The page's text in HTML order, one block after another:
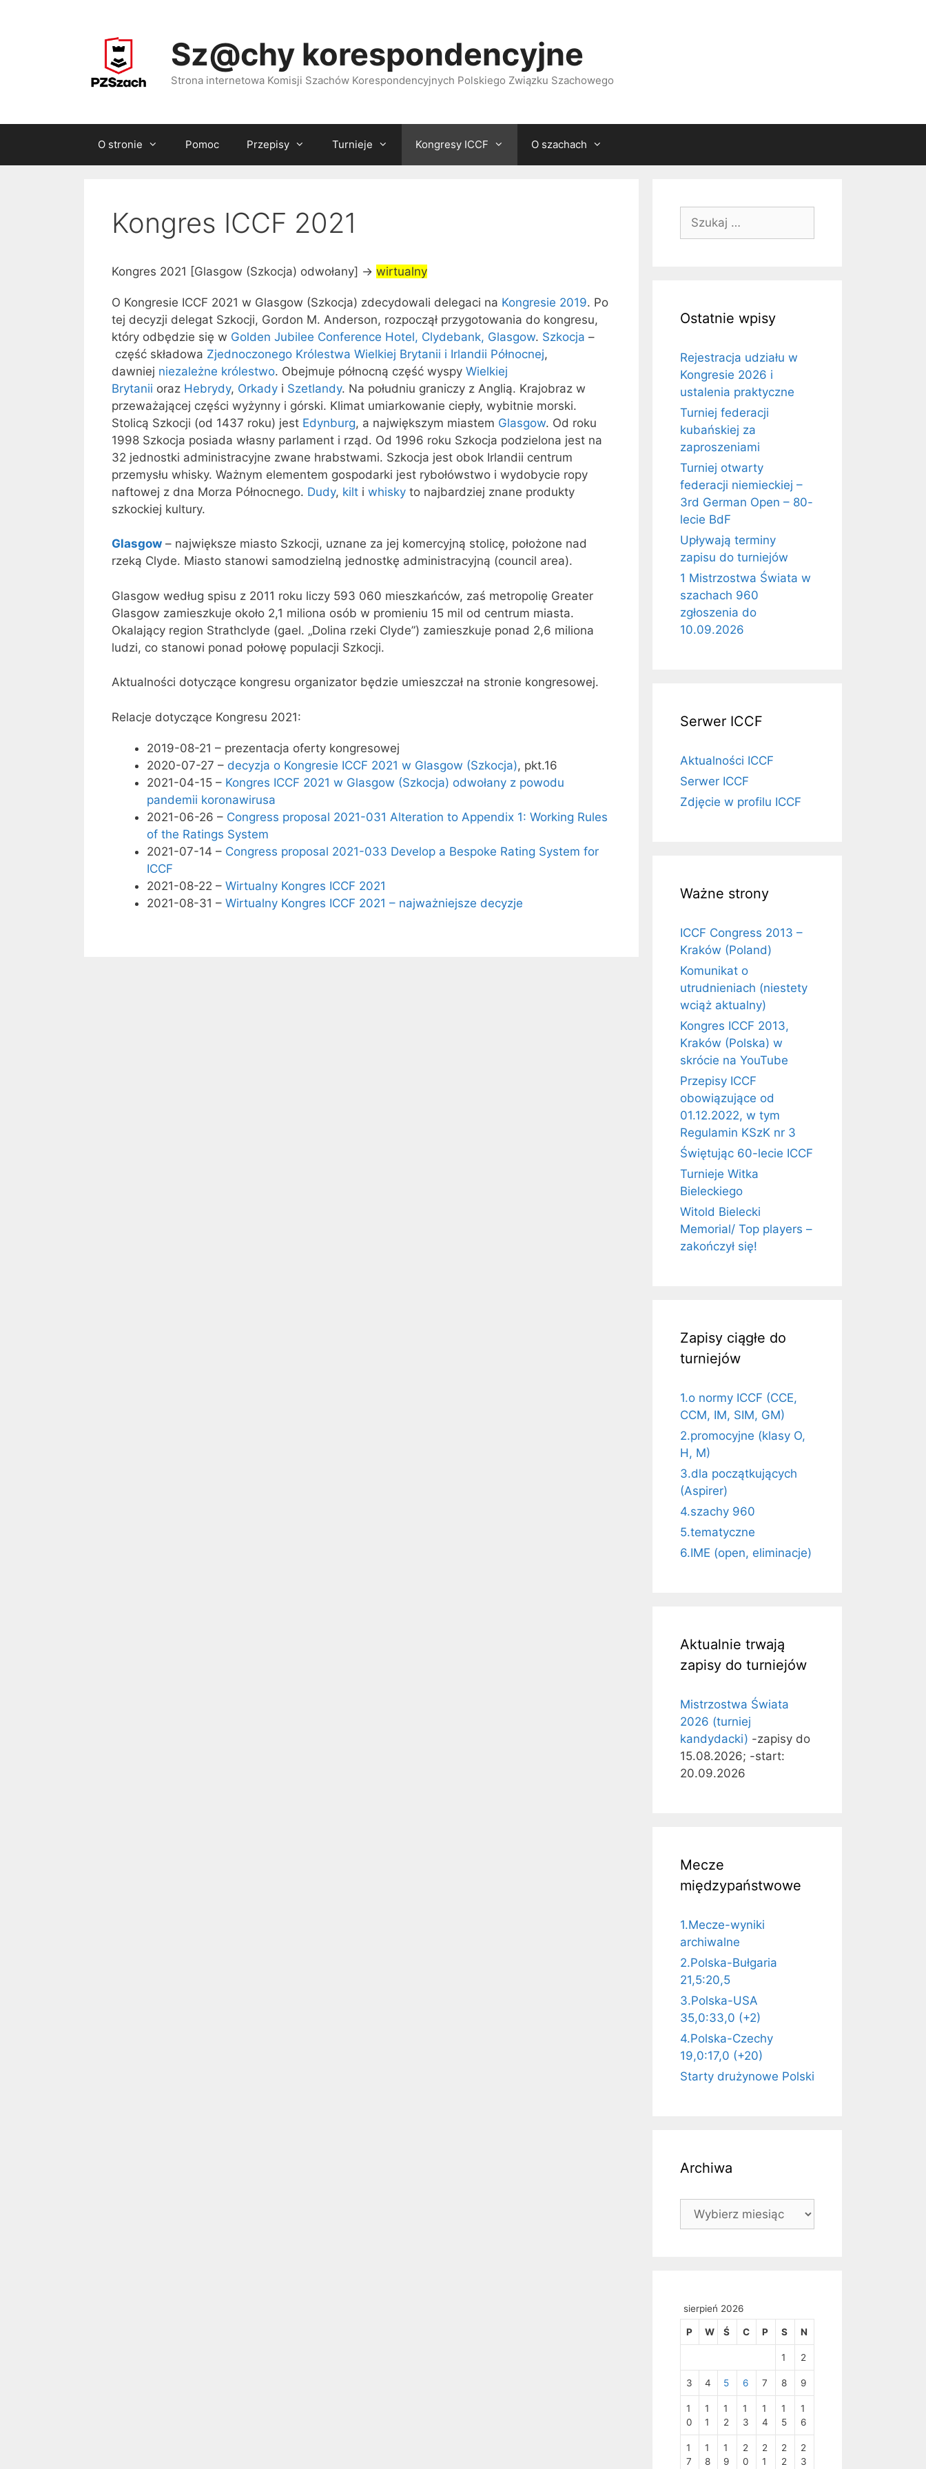
Sz@chy korespondencyjne
Strona internetowa Komisji Szachów Korespondencyjnych Polskiego Związku Szachowego
O stronie Pomoc Przepisy Turnieje Kongresy ICCF O szachach
Kongres ICCF 2021
Kongres 2021 [Glasgow (Szkocja) odwołany] -> wirtualny
O Kongresie ICCF 2021 w Glasgow (Szkocja) zdecydowali delegaci na Kongresie 2019. Po
tej decyzji delegat Szkocji, Gordon M. Anderson, rozpoczął przygotowania do kongresu,
który odbędzie się w Golden Jubilee Conference Hotel, Clydebank, Glasgow. Szkocja –
część składowa Zjednoczonego Królestwa Wielkiej Brytanii i Irlandii Północnej,
dawniej niezależne królestwo. Obejmuje północną część wyspy Wielkiej
Brytanii oraz Hebrydy, Orkady i Szetlandy. Na południu graniczy z Anglią. Krajobraz w
przeważającej części wyżynny i górski. Klimat umiarkowanie ciepły, wybitnie morski.
Stolicą Szkocji (od 1437 roku) jest Edynburg, a największym miastem Glasgow. Od roku
1998 Szkocja posiada własny parlament i rząd. Od 1996 roku Szkocja podzielona jest na
32 jednostki administracyjne zwane hrabstwami. Szkocja jest obok Irlandii centrum
przemysłu whisky. Ważnym elementem gospodarki jest rybołówstwo i wydobycie ropy
naftowej z dna Morza Północnego. Dudy, kilt i whisky to najbardziej znane produkty
szkockiej kultury.
Glasgow – największe miasto Szkocji, uznane za jej komercyjną stolicę, położone nad
rzeką Clyde. Miasto stanowi samodzielną jednostkę administracyjną (council area).
Glasgow według spisu z 2011 roku liczy 593 060 mieszkańców, zaś metropolię Greater
Glasgow zamieszkuje około 2,1 miliona osób w promieniu 15 mil od centrum miasta.
Okalający region Strathclyde (gael. „Dolina rzeki Clyde”) zamieszkuje ponad 2,6 miliona
ludzi, co stanowi ponad połowę populacji Szkocji.
Aktualności dotyczące kongresu organizator będzie umieszczał na stronie kongresowej.
Relacje dotyczące Kongresu 2021:
2019-08-21 – prezentacja oferty kongresowej
2020-07-27 – decyzja o Kongresie ICCF 2021 w Glasgow (Szkocja), pkt.16
2021-04-15 – Kongres ICCF 2021 w Glasgow (Szkocja) odwołany z powodu
pandemii koronawirusa
2021-06-26 – Congress proposal 2021-031 Alteration to Appendix 1: Working Rules
of the Ratings System
2021-07-14 – Congress proposal 2021-033 Develop a Bespoke Rating System for
ICCF
2021-08-22 – Wirtualny Kongres ICCF 2021
2021-08-31 – Wirtualny Kongres ICCF 2021 – najważniejsze decyzje
Ostatnie wpisy
Rejestracja udziału w
Kongresie 2026 i
ustalenia praktyczne
Turniej federacji
kubańskiej za
zaproszeniami
Turniej otwarty
federacji niemieckiej –
3rd German Open – 80-
lecie BdF
Upływają terminy
zapisu do turniejów
1 Mistrzostwa Świata w
szachach 960
zgłoszenia do
10.09.2026
Serwer ICCF
Aktualności ICCF
Serwer ICCF
Zdjęcie w profilu ICCF
Ważne strony
ICCF Congress 2013 –
Kraków (Poland)
Komunikat o
utrudnieniach (niestety
wciąż aktualny)
Kongres ICCF 2013,
Kraków (Polska) w
skrócie na YouTube
Przepisy ICCF
obowiązujące od
01.12.2022, w tym
Regulamin KSzK nr 3
Świętując 60-lecie ICCF
Turnieje Witka
Bieleckiego
Witold Bielecki
Memorial/ Top players –
zakończył się!
Zapisy ciągłe do
turniejów
1.o normy ICCF (CCE,
CCM, IM, SIM, GM)
2.promocyjne (klasy O,
H, M)
3.dla początkujących
(Aspirer)
4.szachy 960
5.tematyczne
6.IME (open, eliminacje)
Aktualnie trwają
zapisy do turniejów
Mistrzostwa Świata
2026 (turniej
kandydacki) -zapisy do
15.08.2026; -start:
20.09.2026
Mecze
międzypaństwowe
1.Mecze-wyniki
archiwalne
2.Polska-Bułgaria
21,5:20,5
3.Polska-USA
35,0:33,0 (+2)
4.Polska-Czechy
19,0:17,0 (+20)
Starty drużynowe Polski
Archiwa
Archiwa
sierpień 2026
P W Ś C P S N
1 2
3 4 5 6 7 8 9
1
0
1
1
1
2
1
3
1
4
1
5
1
6
1
7
1
8
1
9
2
0
2
1
2
2
2
3